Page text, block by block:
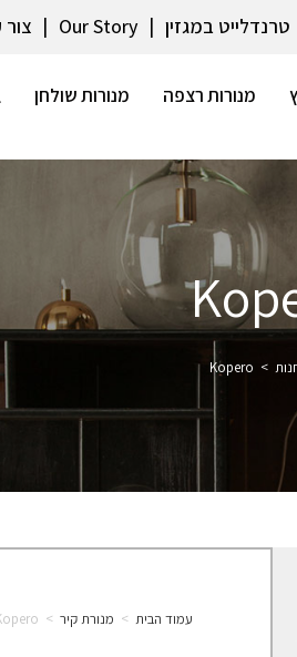
טרנדלייט במגזין Our Story
מנורות רצפה מנורות שולחן
>
Kopero
עמוד הבית > מנורת קיר >